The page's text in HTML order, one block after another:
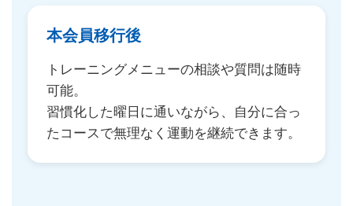
本会員移行後
トレーニングメニューの相談や質問は随時
可能。
習慣化した曜日に通いながら、自分に合っ
たコースで無理なく運動を継続できます。